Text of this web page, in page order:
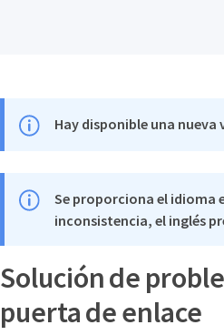
Hay disponible una
Se proporciona el idioma
inconsistencia, el inglés
Solución de
puerta de enlace